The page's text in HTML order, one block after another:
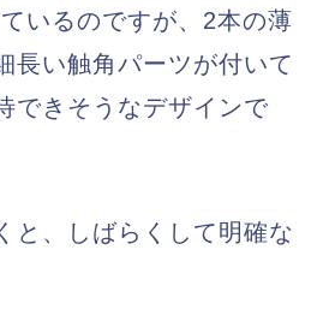
いるのですが、2本の薄
長い触角パーツが付いて
できそうなデザインで
と、しばらくして明確な